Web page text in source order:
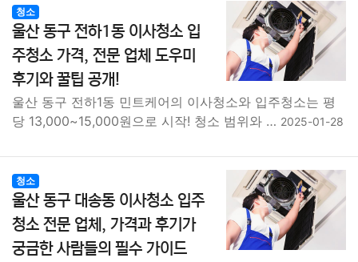
청소
울산 동구 전하1동 이사청소 입
주청소 가격, 전문 업체 도우미
후기와 꿀팁 공개!
울산 동구 전하1동 민트케어의 이사청소와 입주청소는 평
당 13,000~15,000원으로 시작! 청소 범위와 … 2025-01-28
청소
울산 동구 대송동 이사청소 입주
청소 전문 업체, 가격과 후기가
궁금한 사람들의 필수 가이드